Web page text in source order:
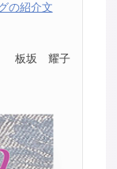
の紹介文
板坂 耀子